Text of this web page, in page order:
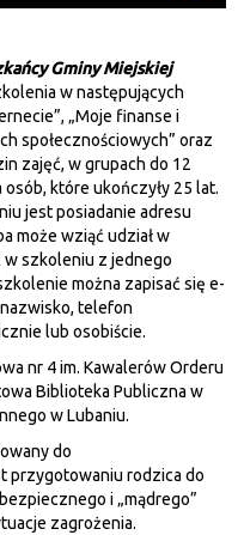
Gminy Miejskiej
w następujących
„Moje finanse i
społecznościowych” oraz
zajęć, w grupach do 12
które ukończyły 25 lat.
jest posiadanie adresu
może wziąć udział w
szkoleniu z jednego
można zapisać się e-
telefon
lub osobiście.
nr 4 im. Kawalerów Orderu
Biblioteka Publiczna w
w Lubaniu.
do
przygotowaniu rodzica do
i „mądrego”
zagrożenia.